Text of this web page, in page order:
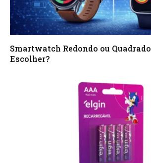
Smartwatch Redondo ou
Escolher?